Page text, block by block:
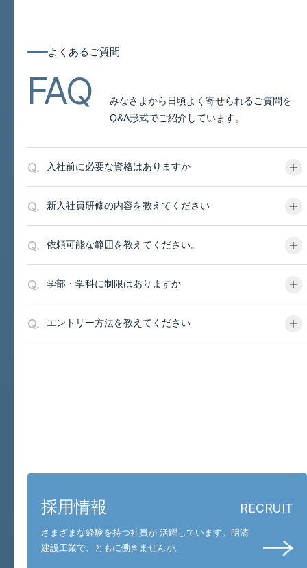
よくあるご質問
よくあるご質問
FAQ
みなさまから日頃よく寄せられるご質問を
Q&A形式でご紹介しています。
Q. 入社前に必要な資格はありますか
Q. 新入社員研修の内容を教えてください
Q. 依頼可能な範囲を教えてください。
Q. 学部・学科に制限はありますか
Q. エントリー方法を教えてください
採用情報 RECRUIT
さまざまな経験を持つ社員が 活躍しています。 明清
建設工業で、ともに働きませんか。